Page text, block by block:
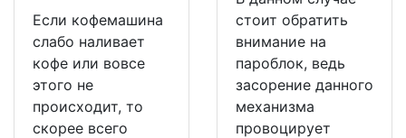
Если кофемашина
слабо наливает
кофе или вовсе
этого не
происходит, то
скорее всего
стоит обратить
внимание на
пароблок, ведь
засорение данного
механизма
провоцирует